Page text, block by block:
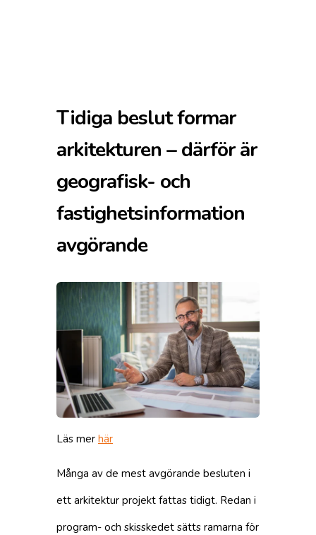
Tidiga beslut formar
arkitekturen – därför är
geografisk- och
fastighetsinformation
avgörande
Läs mer här
Många av de mest avgörande besluten i
ett arkitektur projekt fattas tidigt. Redan i
program- och skisskedet sätts ramarna för